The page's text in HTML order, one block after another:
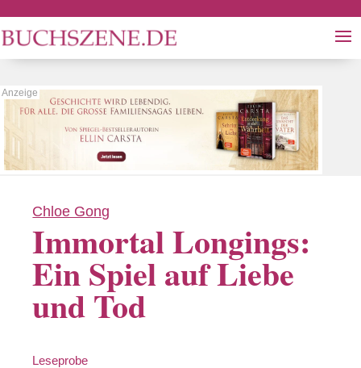
Chloe Gong
Immortal Longings:
Ein Spiel auf Liebe
und Tod
Leseprobe